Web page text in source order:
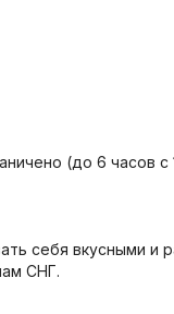
(до 6 часов с
себя вкусными
СНГ.